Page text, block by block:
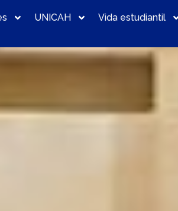
UNICAH Vida estudiantil